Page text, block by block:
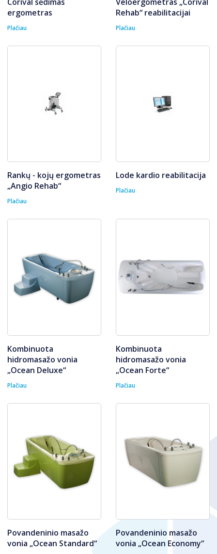
ergometras
Plačiau
Rehab“ reabilitacijai
Plačiau
Rankų - kojų ergometras
„Angio Rehab“
Plačiau
Lode kardio reabilitacija
Plačiau
Kombinuota
hidromasažo vonia
„Ocean Deluxe“
Plačiau
Kombinuota
hidromasažo vonia
„Ocean Forte“
Plačiau
Povandeninio masažo
vonia „Ocean Standard“
Povandeninio masažo
vonia „Ocean Economy“